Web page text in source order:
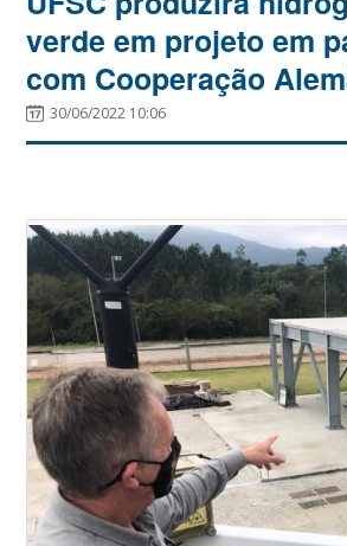
verde em projeto em
com Cooperação
30/06/2022 10:06